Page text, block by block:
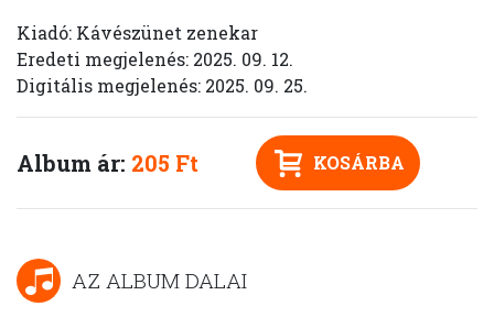
Kiadó: Kávészünet zenekar
Eredeti megjelenés: 2025. 09. 12.
Digitális megjelenés: 2025. 09. 25.
Album ár: 205 Ft KOSÁRBA
AZ ALBUM DALAI